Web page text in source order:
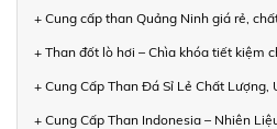
+ Cung cấp than Quảng Ninh giá rẻ,
+ Than đốt lò hơi – Chìa khóa tiết kiệm
+ Cung Cấp Than Đá Sỉ Lẻ Chất Lượng,
+ Cung Cấp Than Indonesia – Nhiên